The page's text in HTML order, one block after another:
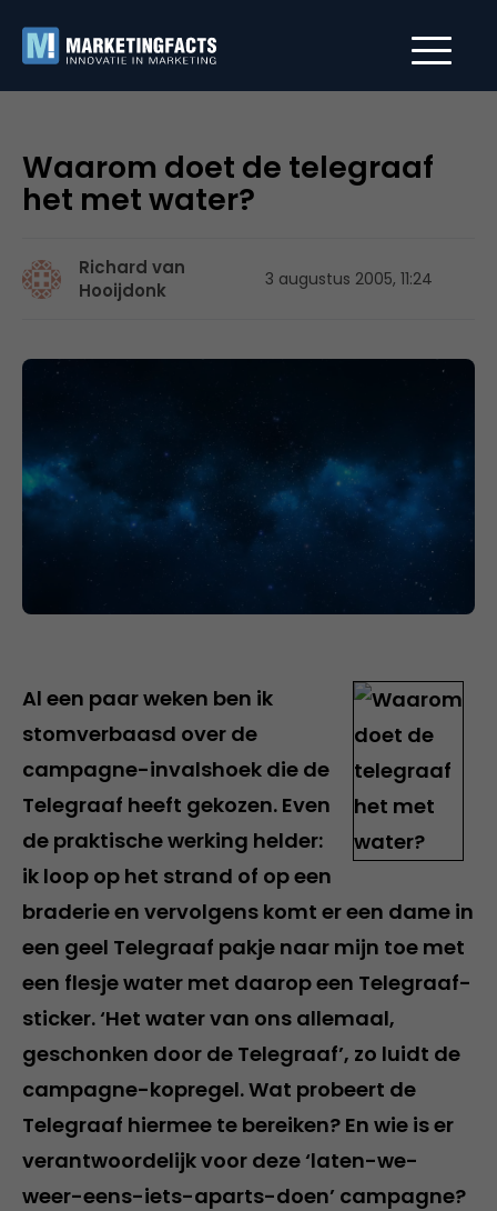
Waarom doet de telegraaf
het met water?
Richard van
Hooijdonk
3 augustus 2005, 11:24
Al een paar weken ben ik
stomverbaasd over de
campagne-invalshoek die de
Telegraaf heeft gekozen. Even
de praktische werking helder:
ik loop op het strand of op een
braderie en vervolgens komt er een dame in
een geel Telegraaf pakje naar mijn toe met
een flesje water met daarop een Telegraaf-
sticker. ‘Het water van ons allemaal,
geschonken door de Telegraaf’, zo luidt de
campagne-kopregel. Wat probeert de
Telegraaf hiermee te bereiken? En wie is er
verantwoordelijk voor deze ‘laten-we-
weer-eens-iets-aparts-doen’ campagne?